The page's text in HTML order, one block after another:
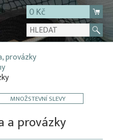
0 Kč
provázky
MNOŽSTEVNÍ SLEVY
a provázky